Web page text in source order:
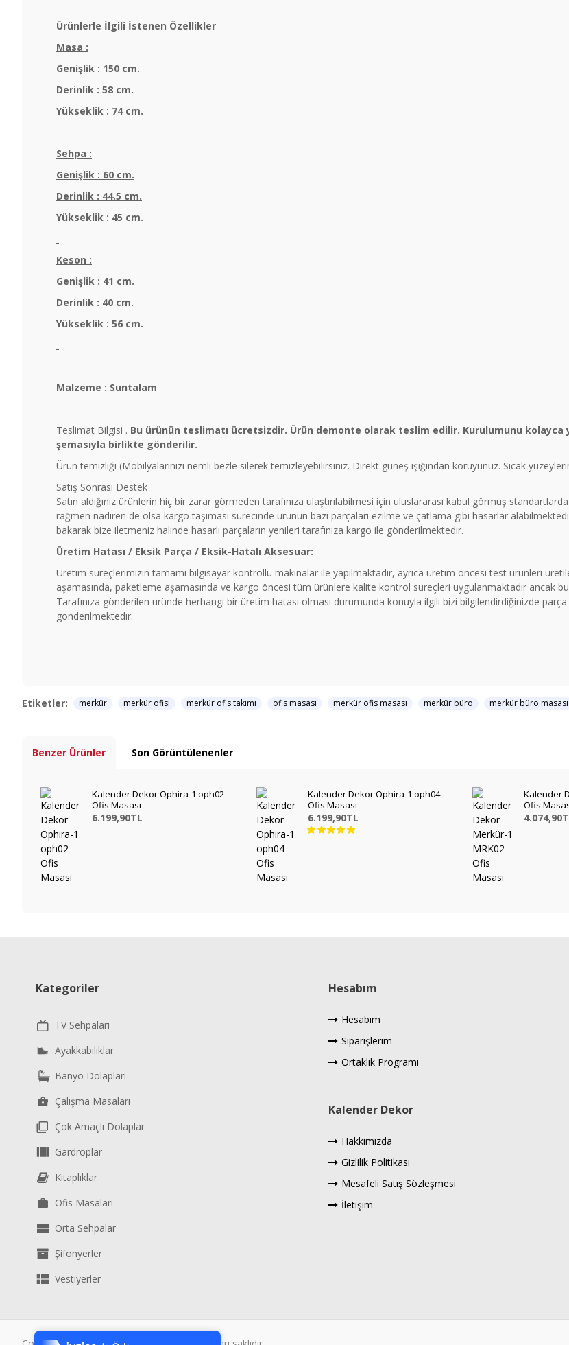
7/24 Canlı Destek
Ürünlerle İlgili İstenen Özellikler
Masa :
Genişlik : 150 cm.
Derinlik : 58 cm.
Yükseklik : 74 cm.
Sehpa :
Genişlik : 60 cm.
Derinlik : 44.5 cm.
Yükseklik : 45 cm.
Keson :
Genişlik : 41 cm.
Derinlik : 40 cm.
Yükseklik : 56 cm.
Malzeme : Suntalam
Teslimat Bilgisi . Bu ürünün teslimatı ücretsizdir. Ürün demonte olarak teslim edilir. Kurulumunu
şemasıyla birlikte gönderilir.
Ürün temizliği (Mobilyalarınızı nemli bezle silerek temizleyebilirsiniz. Direkt güneş ışığından koruyunuz. Sıcak
Satış Sonrası Destek
Satın aldığınız ürünlerin hiç bir zarar görmeden tarafınıza ulaştırılabilmesi için uluslararası kabul görmüş
rağmen nadiren de olsa kargo taşıması sürecinde ürünün bazı parçaları ezilme ve çatlama gibi hasarlar
bakarak bize iletmeniz halinde hasarlı parçaların yenileri tarafınıza kargo ile gönderilmektedir.
Üretim Hatası / Eksik Parça / Eksik-Hatalı Aksesuar:
Üretim süreçlerimizin tamamı bilgisayar kontrollü makinalar ile yapılmaktadır, ayrıca üretim öncesi test ürünleri
aşamasında, paketleme aşamasında ve kargo öncesi tüm ürünlere kalite kontrol süreçleri uygulanmaktadır ancak
Tarafınıza gönderilen üründe herhangi bir üretim hatası olması durumunda konuyla ilgili bizi bilgilendirdiğinizde
gönderilmektedir.
Etiketler: merkür merkür ofisi merkür ofis takımı ofis masası merkür ofis masası merkür büro merkür büro masası
Benzer Ürünler Son Görüntülenenler
Kalender Dekor Ophira-1 oph02
Ofis Masası
6.199,90TL
Kalender Dekor Ophira-1 oph04
Ofis Masası
6.199,90TL
Kalender
Ofis
Kategoriler
TV Sehpaları
Ayakkabılıklar
Banyo Dolapları
Çalışma Masaları
Çok Amaçlı Dolaplar
Gardroplar
Kitaplıklar
Ofis Masaları
Orta Sehpalar
Şifonyerler
Vestiyerler
Hesabım
Hesabım
Siparişlerim
Ortaklık Programı
Kalender Dekor
Hakkımızda
Gizlilik Politikası
Mesafeli Satış Sözleşmesi
İletişim